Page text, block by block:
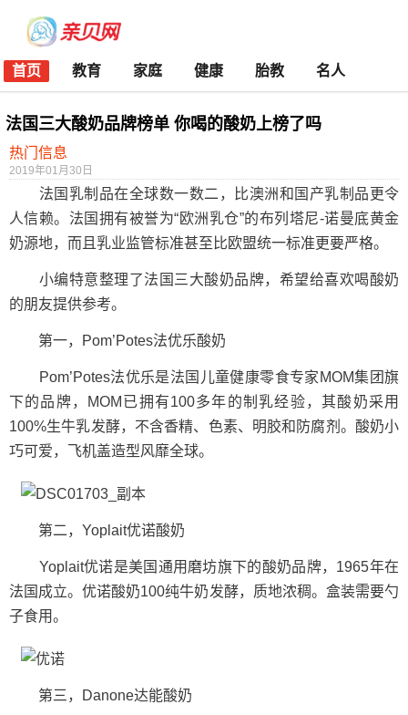
首页 教育 家庭 健康 胎教 名人
法国三大酸奶品牌榜单 你喝的酸奶上榜了吗
热门信息
2019年01月30日
法国乳制品在全球数一数二，比澳洲和国产乳制品更令
人信赖。法国拥有被誉为“欧洲乳仓”的布列塔尼-诺曼底黄金
奶源地，而且乳业监管标准甚至比欧盟统一标准更要严格。
小编特意整理了法国三大酸奶品牌，希望给喜欢喝酸奶
的朋友提供参考。
第一，Pom’Potes法优乐酸奶
Pom’Potes法优乐是法国儿童健康零食专家MOM集团旗
下的品牌，MOM已拥有100多年的制乳经验，其酸奶采用
100%生牛乳发酵，不含香精、色素、明胶和防腐剂。酸奶小
巧可爱，飞机盖造型风靡全球。
第二，Yoplait优诺酸奶
Yoplait优诺是美国通用磨坊旗下的酸奶品牌，1965年在
法国成立。优诺酸奶100纯牛奶发酵，质地浓稠。盒装需要勺
子食用。
第三，Danone达能酸奶